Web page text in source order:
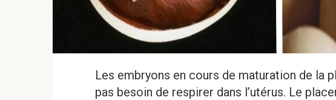
Les embryons en cours de maturation de la
pas besoin de respirer dans l’utérus. Le